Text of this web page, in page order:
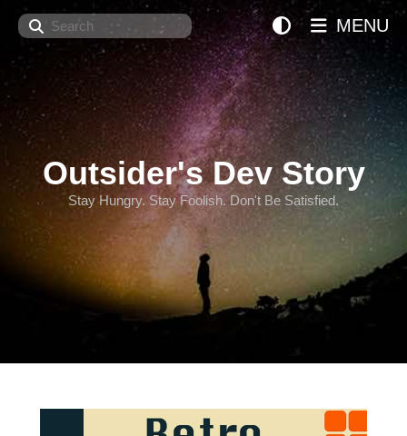
Search
Outsider's Dev Story
Stay Hungry. Stay Foolish. Don't Be Satisfied.
MENU